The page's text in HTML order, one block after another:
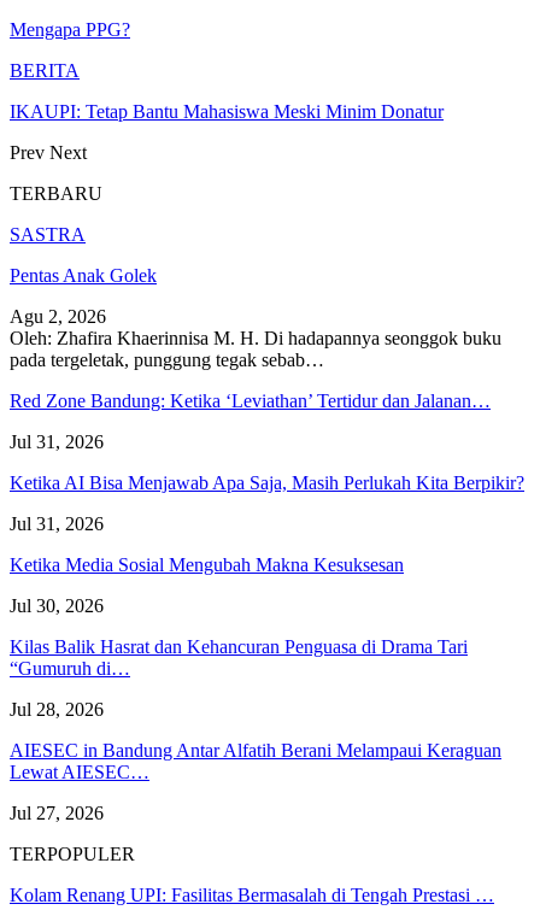
Mengapa PPG?
BERITA
IKAUPI: Tetap Bantu Mahasiswa Meski Minim Donatur
Prev Next
TERBARU
SASTRA
Pentas Anak Golek
Agu 2, 2026
Oleh: Zhafira Khaerinnisa M. H. Di hadapannya seonggok buku
pada tergeletak, punggung tegak sebab…
Red Zone Bandung: Ketika ‘Leviathan’ Tertidur dan Jalanan…
Jul 31, 2026
Ketika AI Bisa Menjawab Apa Saja, Masih Perlukah Kita Berpikir?
Jul 31, 2026
Ketika Media Sosial Mengubah Makna Kesuksesan
Jul 30, 2026
Kilas Balik Hasrat dan Kehancuran Penguasa di Drama Tari
“Gumuruh di…
Jul 28, 2026
AIESEC in Bandung Antar Alfatih Berani Melampaui Keraguan
Lewat AIESEC…
Jul 27, 2026
TERPOPULER
Kolam Renang UPI: Fasilitas Bermasalah di Tengah Prestasi …